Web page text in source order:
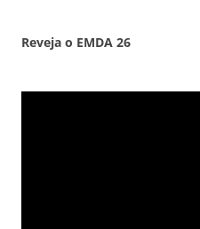
Reveja o EMDA 26